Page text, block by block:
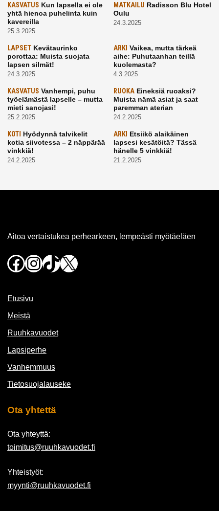
KASVATUS Kun lapsella ei ole
yhtä hienoa puhelinta kuin
kavereilla
25.3.2025
MATKAILU Radisson Blu Hotel
Oulu
24.3.2025
LAPSET Kevätaurinko
porottaa: Muista suojata
lapsen silmät!
24.3.2025
ARKI Vaikea, mutta tärkeä
aihe: Puhutaanhan teillä
kuolemasta?
4.3.2025
KASVATUS Vanhempi, puhu
työelämästä lapselle – mutta
mieti sanojasi!
25.2.2025
RUOKAEineksiä ruoaksi?
Muista nämä asiat ja saat
paremman aterian
24.2.2025
KOTI Hyödynnä talvikelit
kotia siivotessa – 2 näppärää
vinkkiä!
24.2.2025
ARKI Etsiikö alaikäinen
lapsesi kesätöitä? Tässä
hänelle 5 vinkkiä!
21.2.2025
Aitoa vertaistukea perhearkeen, lempeästi myötäeläen
Facebook
Instagram
TikTok
X
Etusivu
Meistä
Ruuhkavuodet
Lapsiperhe
Vanhemmuus
Tietosuojalauseke
Ota yhtettä
Ota yhteyttä:
toimitus@ruuhkavuodet.fi
Yhteistyöt:
myynti@ruuhkavuodet.fi